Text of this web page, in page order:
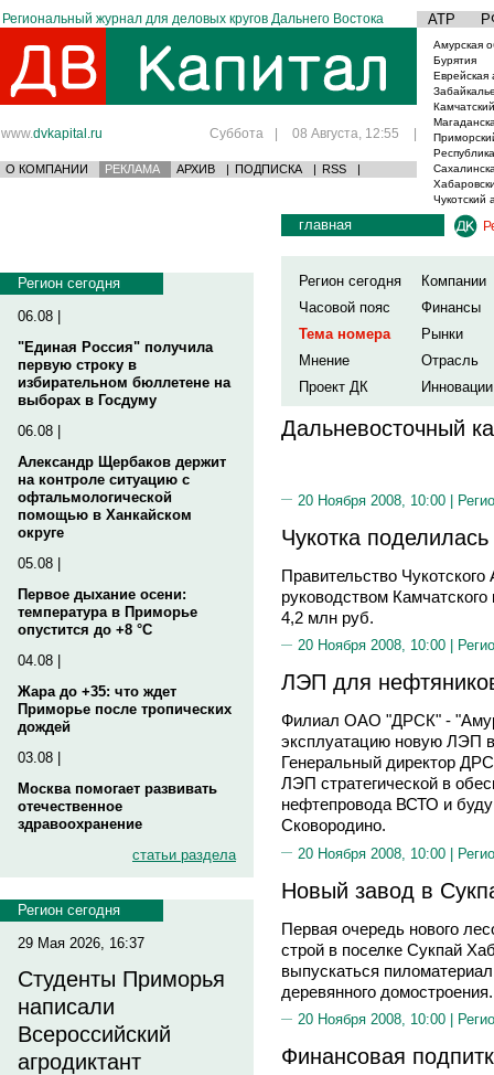
Региональный журнал для деловых кругов Дальнего Востока АТР
www.dvkapital.ru Суббота | 08 Августа, 12:55 |
О КОМПАНИИ РЕКЛАМА АРХИВ | ПОДПИСКА | RSS |
Амурская
Бурятия
Еврейская
Чукотский
Регион сегодня
06.08 |
"Единая Россия" получила
первую строку в
избирательном бюллетене на
выборах в Госдуму
06.08 |
Александр Щербаков держит
на контроле ситуацию с
офтальмологической
помощью в Ханкайском
округе
05.08 |
Первое дыхание осени:
температура в Приморье
опустится до +8 °C
04.08 |
Жара до +35: что ждет
Приморье после тропических
дождей
03.08 |
Москва помогает развивать
отечественное
здравоохранение
статьи раздела
Регион сегодня
29 Мая 2026, 16:37
Студенты Приморья
написали
Всероссийский
агродиктант
главная
Регион сегодня
Компании
Часовой пояс
Финансы
Тема номера
Рынки
Мнение
Отрасль
Проект ДК
Инновации
Дальневосточный
20 Ноября 2008, 10:00 |
Чукотка
Правительство
руководством
4,2 млн руб.
20 Ноября 2008, 10:00 |
ЛЭП для
Филиал ОАО "ДРСК" -
эксплуатацию новую ЛЭП
Генеральный директор
ЛЭП стратегической в
нефтепровода ВСТО и
Сковородино.
20 Ноября 2008, 10:00 |
Новый завод в
Первая очередь нового
строй в поселке Сукпай
выпускаться
деревянного домостроения.
20 Ноября 2008, 10:00 |
Финансовая